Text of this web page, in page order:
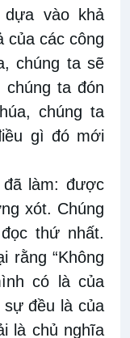
vào khả
của các công
chúng ta sẽ
ta đón
chúng ta
gì đó mới
làm: được
xót. Chúng
thứ nhất.
rằng “Không
có là của
đều là của
là chủ nghĩa